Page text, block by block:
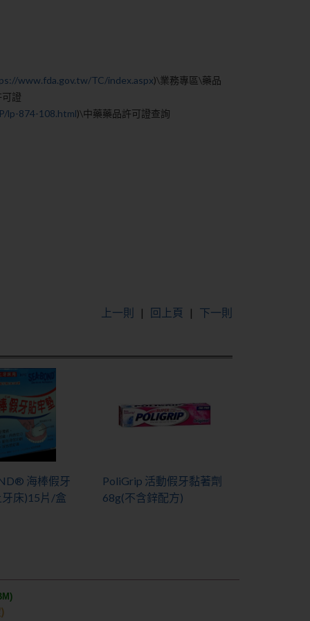
www.fda.gov.tw/TC/index.aspx)\業務專區\藥品
證
lp-874-108.html)\中藥藥品許可證查詢
上一則 | 回上頁 | 下一則
海棒假牙
床)15片/盒
PoliGrip 活動假牙黏著劑
68g(不含鋅配方)